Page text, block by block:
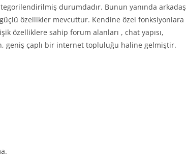
durumdadır. Bunun yanında arkadaş
özellikler mevcuttur. Kendine özel fonksiyonlara
özelliklere sahip forum alanları , chat yapısı,
geniş çaplı bir internet topluluğu haline gelmiştir.